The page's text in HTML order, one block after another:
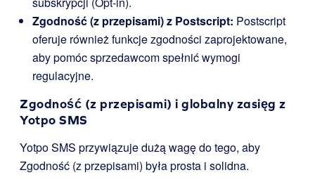
Zgodność (z przepisami) z Postscript: Postscript
oferuje również funkcje zgodności zaprojektowane,
aby pomóc sprzedawcom spełnić wymogi
regulacyjne.
Zgodność (z przepisami) i globalny zasięg z
Yotpo SMS
Yotpo SMS przywiązuje dużą wagę do tego, aby
Zgodność (z przepisami) była prosta i solidna.